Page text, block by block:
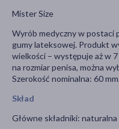
Mister Size
Wyrób medyczny w postaci
gumy lateksowej. Produkt
wielkości – występuje aż w
na rozmiar penisa, można
Szerokość nominalna: 60 mm.
Skład
Główne składniki: